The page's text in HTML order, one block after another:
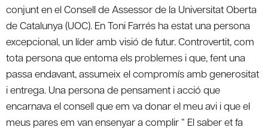
conjunt en el Consell de Assessor de la Universitat Oberta
de Catalunya (UOC). En Toni Farrés ha estat una persona
excepcional, un líder amb visió de futur. Controvertit, com
tota persona que entoma els problemes i que, fent una
passa endavant, assumeix el compromís amb generositat
i entrega. Una persona de pensament i acció que
encarnava el consell que em va donar el meu avi i que el
meus pares em van ensenyar a complir “ El saber et fa